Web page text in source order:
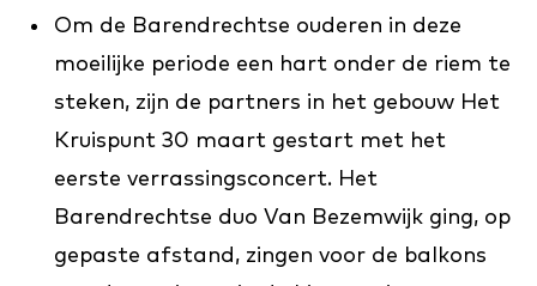
Om de Barendrechtse ouderen in deze
moeilijke periode een hart onder de riem te
steken, zijn de partners in het gebouw Het
Kruispunt 30 maart gestart met het
eerste verrassingsconcert. Het
Barendrechtse duo Van Bezemwijk ging, op
gepaste afstand, zingen voor de balkons